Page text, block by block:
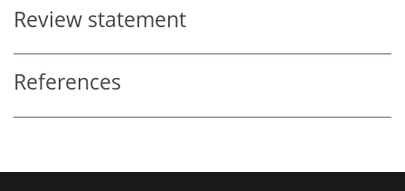
Review statement
References